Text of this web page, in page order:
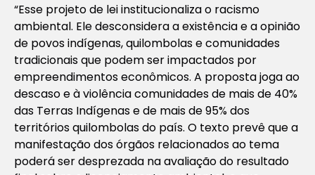
“Esse projeto de lei institucionaliza o racismo
ambiental. Ele desconsidera a existência e a opinião
de povos indígenas, quilombolas e comunidades
tradicionais que podem ser impactados por
empreendimentos econômicos. A proposta joga ao
descaso e à violência comunidades de mais de 40%
das Terras Indígenas e de mais de 95% dos
territórios quilombolas do país. O texto prevê que a
manifestação dos órgãos relacionados ao tema
poderá ser desprezada na avaliação do resultado